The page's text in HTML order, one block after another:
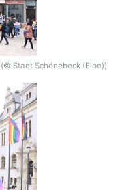
Stadt Schönebeck (Elbe))